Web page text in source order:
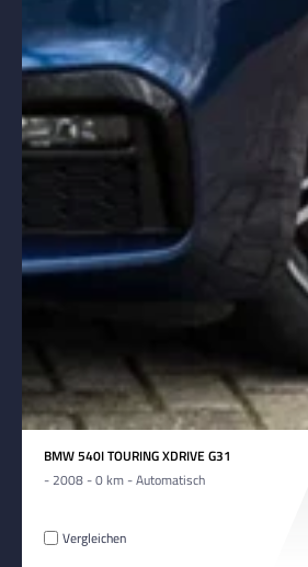
BMW 540I TOURING XDRIVE G31
- 2008 - 0 km - Automatisch
Vergleichen